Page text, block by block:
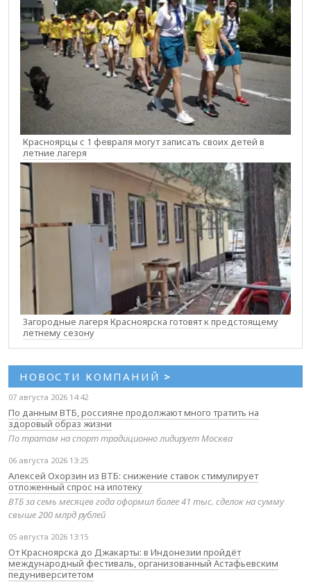
Красноярцы с 1 февраля могут записать своих детей в
летние лагеря
Загородные лагеря Красноярска готовят к предстоящему
летнему сезону
НОВОСТИ КОМПАНИЙ >
07 августа 2026 14:42
По данным ВТБ, россияне продолжают много тратить на
здоровый образ жизни
По тратам на спорт традиционно лидирует Москва
06 августа 2026 13:25
Алексей Охорзин из ВТБ: снижение ставок стимулирует
отложенный спрос на ипотеку
ВТБ за семь месяцев года оформил более 41 тыс. сделок на сумму
свыше 200 млрд рублей
05 августа 2026 13:15
От Красноярска до Джакарты: в Индонезии пройдёт
международный фестиваль, организованный Астафьевским
педуниверситетом